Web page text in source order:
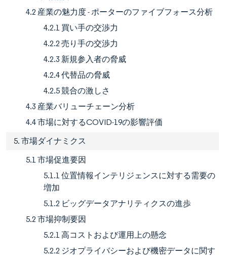
4.2 産業の魅力度 - ポーターのファイブフォース分析
4.2.1 買い手の交渉力
4.2.2 売り手の交渉力
4.2.3 新規参入者の脅威
4.2.4 代替品の脅威
4.2.5 競合の激しさ
4.3 産業バリューチェーン分析
4.4 市場に対するCOVID-19の影響評価
5. 市場ダイナミクス
5.1 市場促進要因
5.1.1 位置情報インテリジェンスに対する需要の
増加
5.1.2 ビッグデータアナリティクスの進歩
5.2 市場抑制要因
5.2.1 高コストおよび運用上の懸念
5.2.2 ジオプライバシーおよび機密データに関す